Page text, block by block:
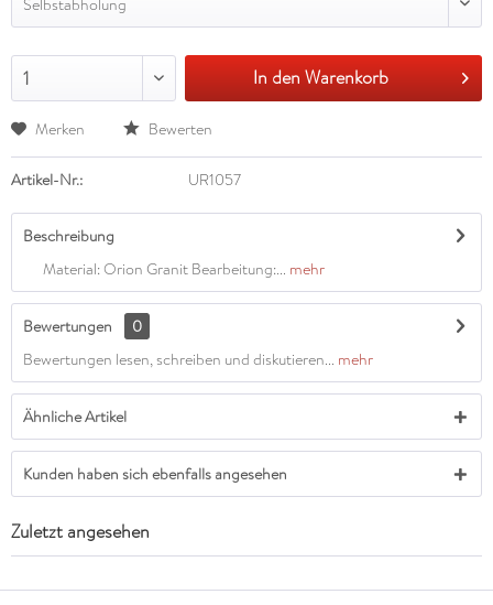
Selbstabholung
1 In den Warenkorb
Merken Bewerten
Artikel-Nr.: UR1057
Beschreibung
Material: Orion Granit Bearbeitung:... mehr
Bewertungen
0
Bewertungen lesen, schreiben und diskutieren... mehr
Ähnliche Artikel
Kunden haben sich ebenfalls angesehen
Zuletzt angesehen